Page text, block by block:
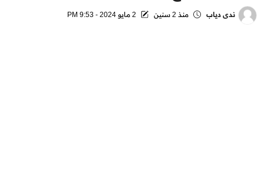
العالمندى دياب منذ 2 سنين 2 مايو 2024 - 9:53 PM